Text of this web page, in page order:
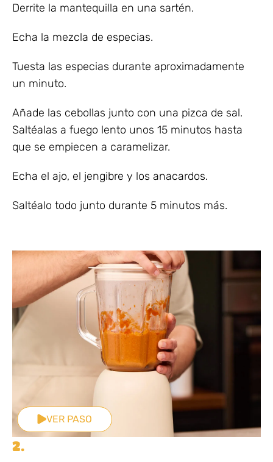
Derrite la mantequilla en una sartén.
Echa la mezcla de especias.
Tuesta las especias durante aproximadamente
un minuto.
Añade las cebollas junto con una pizca de sal.
Saltéalas a fuego lento unos 15 minutos hasta
que se empiecen a caramelizar.
Echa el ajo, el jengibre y los anacardos.
Saltéalo todo junto durante 5 minutos más.
VER PASO
2.